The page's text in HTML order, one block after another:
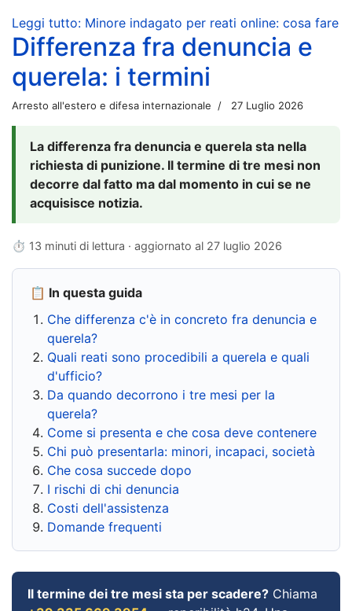
Leggi tutto: Minore indagato per reati online: cosa fare
Differenza fra denuncia e
querela: i termini
Arresto all'estero e difesa internazionale 27 Luglio 2026
La differenza fra denuncia e querela sta nella
richiesta di punizione. Il termine di tre mesi non
decorre dal fatto ma dal momento in cui se ne
acquisisce notizia.
⏱ 13 minuti di lettura · aggiornato al 27 luglio 2026
📋 In questa guida
Che differenza c'è in concreto fra denuncia e
querela?
Quali reati sono procedibili a querela e quali
d'ufficio?
Da quando decorrono i tre mesi per la
querela?
Come si presenta e che cosa deve contenere
Chi può presentarla: minori, incapaci, società
Che cosa succede dopo
I rischi di chi denuncia
Costi dell'assistenza
Domande frequenti
Il termine dei tre mesi sta per scadere? Chiama